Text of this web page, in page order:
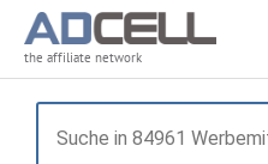
the affiliate network